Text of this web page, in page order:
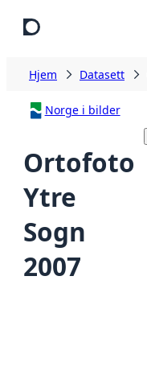
Hjem Datasett
Norge i bilder
Ortofoto
Ytre
Sogn
2007